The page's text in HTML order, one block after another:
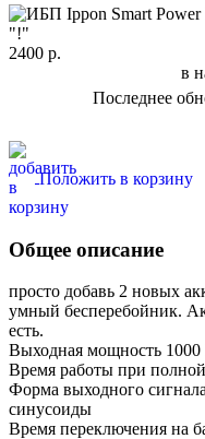
2400 р.
в
Последнее
Положить в корзину
Общее описание
просто добавь 2 новых
умный бесперебойник.
есть.
Выходная мощность
Время работы при
Форма выходного
синусоиды
Время переключения на